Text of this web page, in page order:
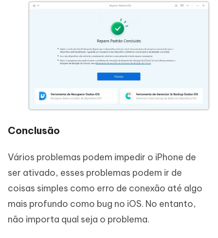
Conclusão
Vários problemas podem impedir o iPhone de
ser ativado, esses problemas podem ir de
coisas simples como erro de conexão até algo
mais profundo como bug no iOS. No entanto,
não importa qual seja o problema.